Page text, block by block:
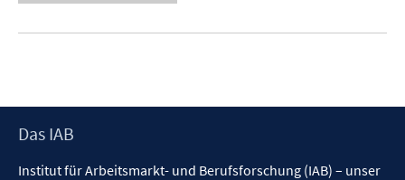
Footer
Das IAB
Institut für Arbeitsmarkt- und Berufsforschung (IAB) – unser